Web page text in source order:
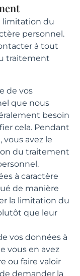
limitation du
personnel.
à tout
traitement
de vos
que nous
besoin
cela. Pendant
avez le
du traitement
à caractère
de manière
la limitation du
que leur
vos données à
vous en avez
ou faire valoir
demander la